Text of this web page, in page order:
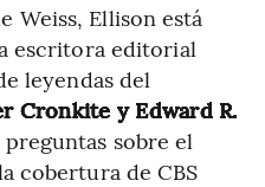
Weiss, Ellison está
escritora editorial
leyendas del
Cronkite y Edward R.
sobre el
cobertura de CBS